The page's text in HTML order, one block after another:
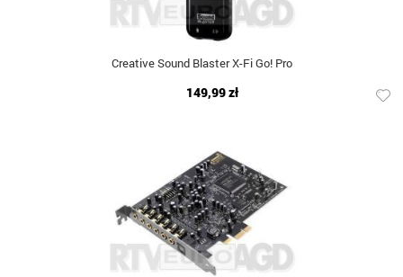
Creative Sound Blaster X-Fi Go! Pro
149,99 zł